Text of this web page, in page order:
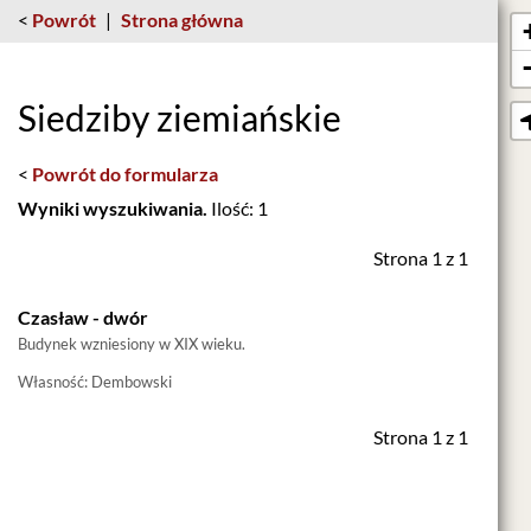
< Powrót | Strona główna
Siedziby ziemiańskie
< Powrót do formularza
Wyniki wyszukiwania. Ilość: 1
Strona 1 z 1
Czasław - dwór
Budynek wzniesiony w XIX wieku.
Własność: Dembowski
Strona 1 z 1